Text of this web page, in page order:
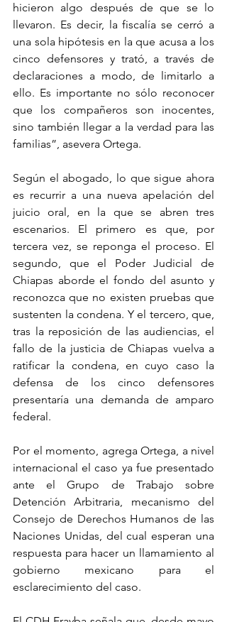
hicieron algo después de que se lo
llevaron. Es decir, la fiscalía se cerró a
una sola hipótesis en la que acusa a los
cinco defensores y trató, a través de
declaraciones a modo, de limitarlo a
ello. Es importante no sólo reconocer
que los compañeros son inocentes,
sino también llegar a la verdad para las
familias”, asevera Ortega.
Según el abogado, lo que sigue ahora
es recurrir a una nueva apelación del
juicio oral, en la que se abren tres
escenarios. El primero es que, por
tercera vez, se reponga el proceso. El
segundo, que el Poder Judicial de
Chiapas aborde el fondo del asunto y
reconozca que no existen pruebas que
sustenten la condena. Y el tercero, que,
tras la reposición de las audiencias, el
fallo de la justicia de Chiapas vuelva a
ratificar la condena, en cuyo caso la
defensa de los cinco defensores
presentaría una demanda de amparo
federal.
Por el momento, agrega Ortega, a nivel
internacional el caso ya fue presentado
ante el Grupo de Trabajo sobre
Detención Arbitraria, mecanismo del
Consejo de Derechos Humanos de las
Naciones Unidas, del cual esperan una
respuesta para hacer un llamamiento al
gobierno mexicano para el
esclarecimiento del caso.